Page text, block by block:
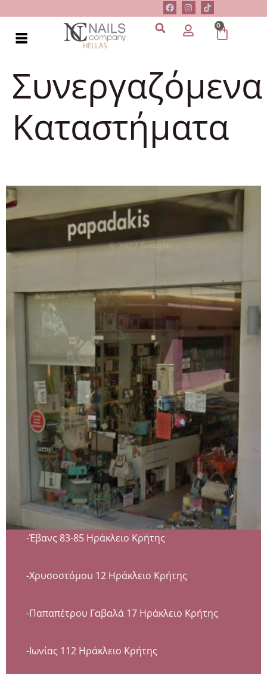
0
Συνεργαζόμενα
Καταστήματα
-Έβανς 83-85 Ηράκλειο Κρήτης
-Χρυσοστόμου 12 Ηράκλειο Κρήτης
-Παπαπέτρου Γαβαλά 17 Ηράκλειο Κρήτης
-Ιωνίας 112 Ηράκλειο Κρήτης